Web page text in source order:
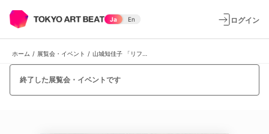
Ja En ログイン
ホーム / 展覧会・イベント /
終了した展覧会・イベントです